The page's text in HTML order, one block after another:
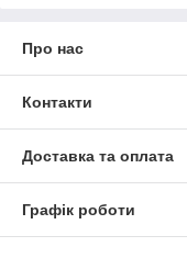
Про нас
Контакти
Доставка та оплата
Графік роботи